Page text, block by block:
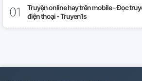
Truyện online hay trên mobile - Đọc
điện thoại - Truyen1s